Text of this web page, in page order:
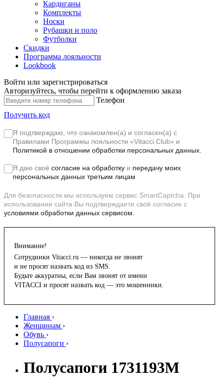
Кардиганы
Комплекты
Носки
Рубашки и поло
Футболки
Скидки
Программа лояльности
Lookbook
Войти или зарегистрироваться
Авторизуйтесь, чтобы перейти к оформлению заказа
Телефон
Получить код
Я подтверждаю, что ознакомлен(а) и согласен(а) с
Правилами Программы лояльности «Vitacci Club» и
Политикой в отношении обработки персональных данных.
Я даю своё согласие на обработку и передачу моих
персональных данных третьим лицам
Для безопасности мы используем сервис SmartCaptcha. При
использовании сайта Вы подтверждаете своё согласие с
условиями обработки данных сервисом.
Внимание!
Сотрудники Vitacci.ru — никогда не звонят
и не просят назвать код из SMS.
Будьте аккуратны, если Вам звонят от имени
VITACCI и просят назвать код — это мошенники.
Главная ›
Женщинам ›
Обувь ›
Полусапоги ›
Полусапоги 1731193M